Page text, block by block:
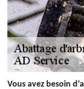
Vous avez besoin